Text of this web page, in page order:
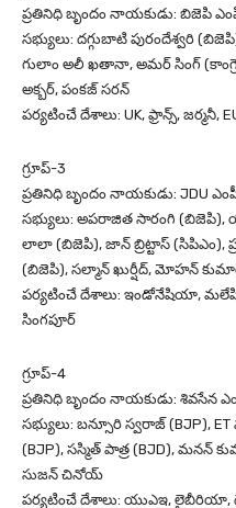
ప్రతినిధి బృందం నాయకుడు: బిజెపి
సభ్యులు: దగ్గుబాటి పురందేశ్వరి
గులాం అలీ ఖతానా, అమర్ సింగ్
అక్బర్, పంకజ్ సరన్
పర్యటించే దేశాలు: UK, ఫ్రాన్స్, జర్మనీ,
గ్రూప్-3
ప్రతినిధి బృందం నాయకుడు: JDU
సభ్యులు: అపరాజిత సారంగి (బిజెపి),
లాలా (బిజెపి), జాన్ బ్రిట్టాస్
(బిజెపి), సల్మాన్ ఖుర్షీద్, మోహన్
పర్యటించే దేశాలు: ఇండోనేషియా,
సింగపూర్‌
గ్రూప్-4
ప్రతినిధి బృందం నాయకుడు: శివసేన
సభ్యులు: బన్సూరి స్వరాజ్ (BJP),
(BJP), సస్మిత్ పాత్ర (BJD), మనన్
సుజన్ చినోయ్
పర్యటించే దేశాలు: యుఎఇ, లైబీరియా,